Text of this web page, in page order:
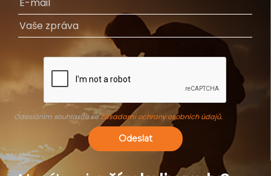
Odesláním souhlasíte seZásadami ochrany osobních údajů.
Odeslat